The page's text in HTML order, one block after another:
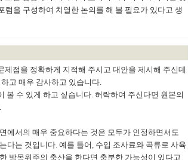
럼을 구성하여 치열한 논의를 해 볼 필요가 있다고 생
점을 정확하게 지적해 주시고 대안을 제시해 주신데
고 매우 감사하고 있습니다.
볼 수 있게 하고 싶습니다. 허락하여 주신다면 원본의
에서의 매우 중요하다는 것은 모두가 인정하면서도
다는 것입니다. 예를 들어, 수입 조사료와 곡류로 사육
방목위주의 축산을 한다면 충분한 가능성이 있다고